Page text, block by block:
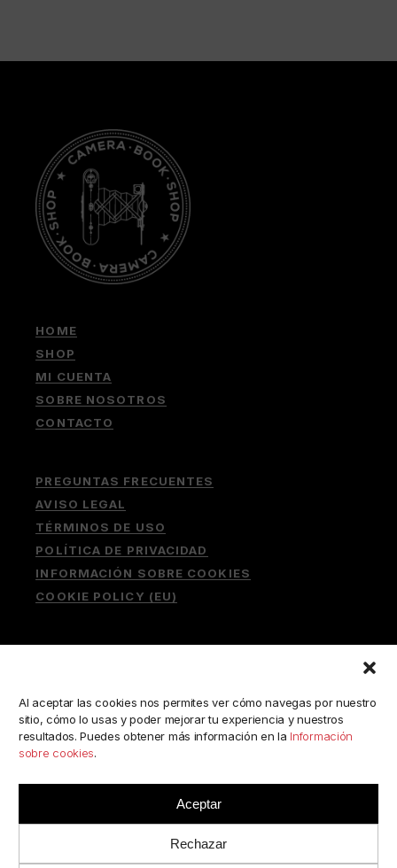
Al aceptar las cookies nos permites ver cómo navegas por nuestro
sitio, cómo lo usas y poder mejorar tu experiencia y nuestros
resultados. Puedes obtener más información en la Información
sobre cookies.
Aceptar
Rechazar
HOME
SHOP
MI CUENTA
SOBRE NOSOTROS
CONTACTO
PREGUNTAS FRECUENTES
AVISO LEGAL
TÉRMINOS DE USO
POLÍTICA DE PRIVACIDAD
INFORMACIÓN SOBRE COOKIES
COOKIE POLICY (EU)
Buscar: